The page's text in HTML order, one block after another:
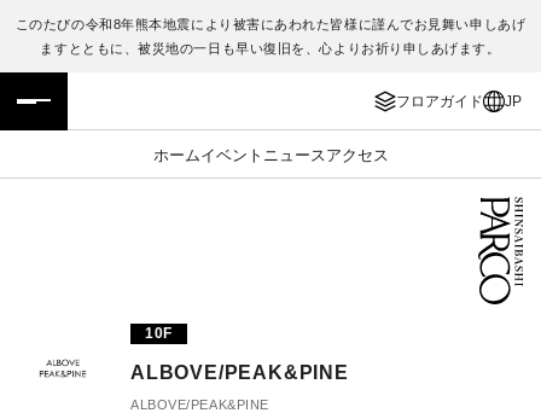
このたびの令和8年熊本地震により被害にあわれた皆様に謹んでお見舞い申しあげ
ますとともに、被災地の一日も早い復旧を、心よりお祈り申しあげます。
フロアガイド JP
ホームイベント ニュース アクセス
フロアガイド
施設案内・アクセス
TAX FREE
ENGLISH
繁体字
日本語
10F
ALBOVE/PEAK&PINE
ALBOVE/PEAK&PINE